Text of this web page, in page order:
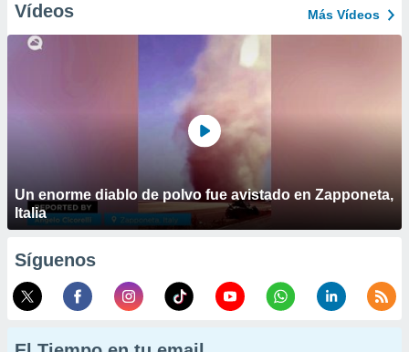
Vídeos Más Vídeos
Un enorme diablo de polvo fue avistado en Zapponeta,
Italia
Síguenos